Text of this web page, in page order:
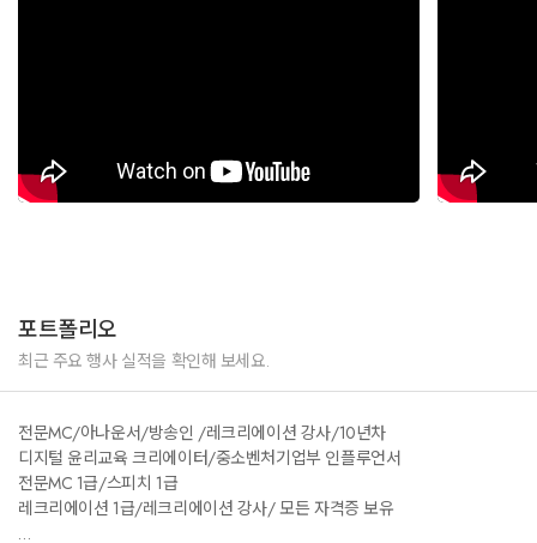
포트폴리오
최근 주요 행사 실적을 확인해 보세요.
전문MC/아나운서/방송인 /레크리에이션 강사/10년차
디지털 윤리교육 크리에이터/중소벤처기업부 인플루언서
전문MC 1급/스피치 1급
레크리에이션 1급/레크리에이션 강사/ 모든 자격증 보유